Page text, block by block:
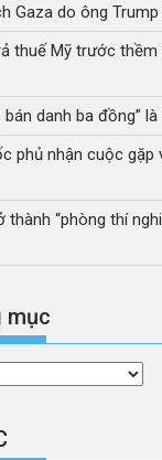
Gaza do ông
thuế Mỹ trước
bán danh ba đồng” là
phủ nhận cuộc gặp
thành “phòng thí
mục